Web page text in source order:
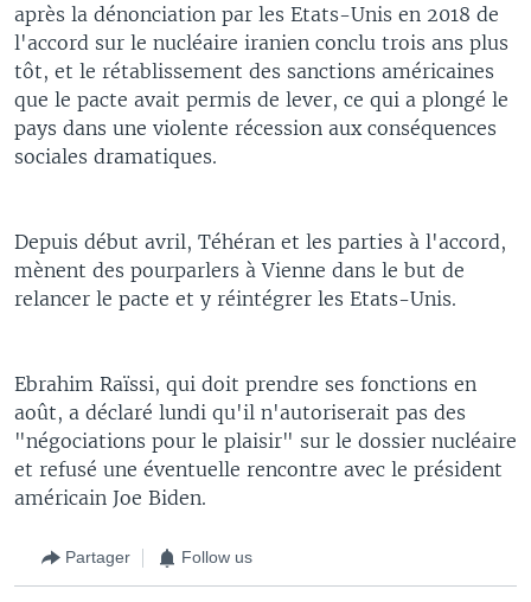
après la dénonciation par les Etats-Unis en 2018 de
l'accord sur le nucléaire iranien conclu trois ans plus
tôt, et le rétablissement des sanctions américaines
que le pacte avait permis de lever, ce qui a plongé le
pays dans une violente récession aux conséquences
sociales dramatiques.
Depuis début avril, Téhéran et les parties à l'accord,
mènent des pourparlers à Vienne dans le but de
relancer le pacte et y réintégrer les Etats-Unis.
Ebrahim Raïssi, qui doit prendre ses fonctions en
août, a déclaré lundi qu'il n'autoriserait pas des
"négociations pour le plaisir" sur le dossier nucléaire
et refusé une éventuelle rencontre avec le président
américain Joe Biden.
Partager Follow us